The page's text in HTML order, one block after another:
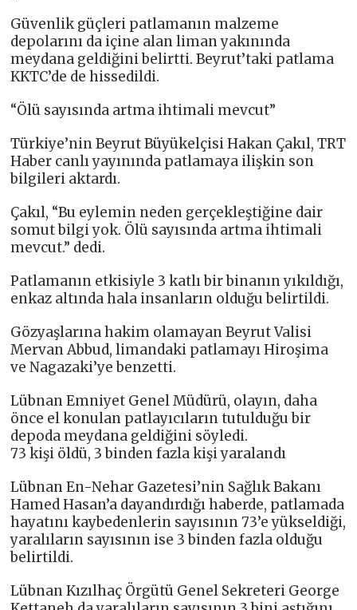
Güvenlik güçleri patlamanın malzeme
depolarını da içine alan liman yakınında
meydana geldiğini belirtti. Beyrut’taki patlama
KKTC’de de hissedildi.
“Ölü sayısında artma ihtimali mevcut”
Türkiye’nin Beyrut Büyükelçisi Hakan Çakıl, TRT
Haber canlı yayınında patlamaya ilişkin son
bilgileri aktardı.
Çakıl, “Bu eylemin neden gerçekleştiğine dair
somut bilgi yok. Ölü sayısında artma ihtimali
mevcut.” dedi.
Patlamanın etkisiyle 3 katlı bir binanın yıkıldığı,
enkaz altında hala insanların olduğu belirtildi.
Gözyaşlarına hakim olamayan Beyrut Valisi
Mervan Abbud, limandaki patlamayı Hiroşima
ve Nagazaki’ye benzetti.
Lübnan Emniyet Genel Müdürü, olayın, daha
önce el konulan patlayıcıların tutulduğu bir
depoda meydana geldiğini söyledi.
73 kişi öldü, 3 binden fazla kişi yaralandı
Lübnan En-Nehar Gazetesi’nin Sağlık Bakanı
Hamed Hasan’a dayandırdığı haberde, patlamada
hayatını kaybedenlerin sayısının 73’e yükseldiği,
yaralıların sayısının ise 3 binden fazla olduğu
belirtildi.
Lübnan Kızılhaç Örgütü Genel Sekreteri George